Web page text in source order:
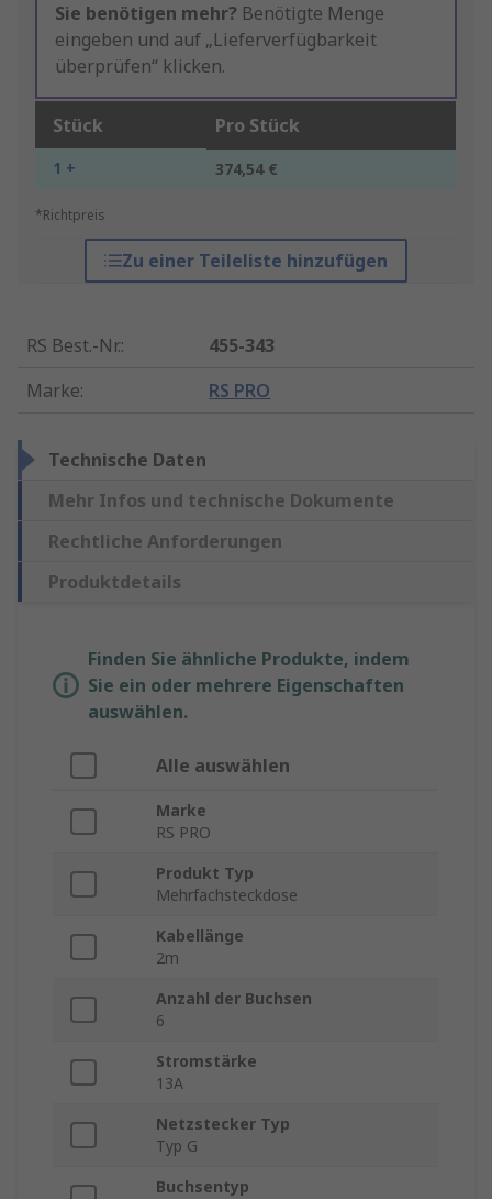
Sie benötigen mehr? Benötigte Menge
eingeben und auf „Lieferverfügbarkeit
überprüfen“ klicken.
Stück Pro Stück
1 + 374,54 €
*Richtpreis
Zu einer Teileliste hinzufügen
RS Best.-Nr.:
455-343
Marke: RS PRO
Technische Daten
Mehr Infos und technische Dokumente
Rechtliche Anforderungen
Produktdetails
Finden Sie ähnliche Produkte, indem
Sie ein oder mehrere Eigenschaften
auswählen.
Alle auswählen
Marke
RS PRO
Produkt Typ
Mehrfachsteckdose
Kabellänge
2m
Anzahl der Buchsen
6
Stromstärke
13A
Netzstecker Typ
Typ G
Buchsentyp